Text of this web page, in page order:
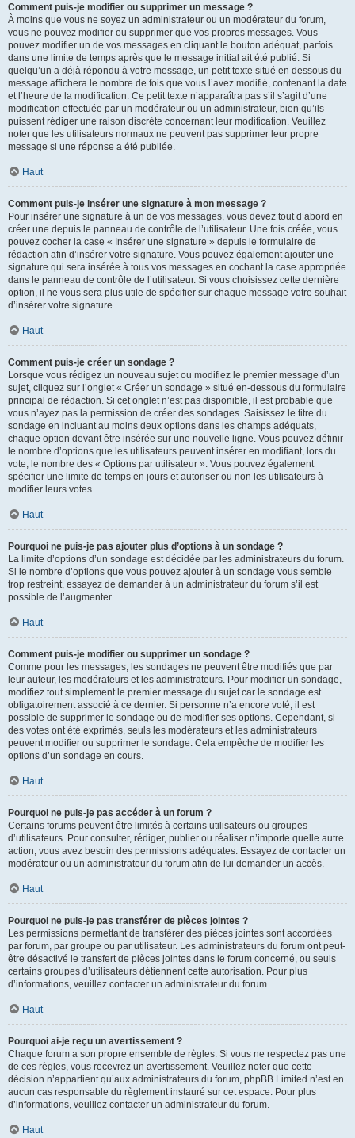
Comment puis-je modifier ou supprimer un message ?
À moins que vous ne soyez un administrateur ou un modérateur du forum,
vous ne pouvez modifier ou supprimer que vos propres messages. Vous
pouvez modifier un de vos messages en cliquant le bouton adéquat, parfois
dans une limite de temps après que le message initial ait été publié. Si
quelqu’un a déjà répondu à votre message, un petit texte situé en dessous du
message affichera le nombre de fois que vous l’avez modifié, contenant la date
et l’heure de la modification. Ce petit texte n’apparaîtra pas s’il s’agit d’une
modification effectuée par un modérateur ou un administrateur, bien qu’ils
puissent rédiger une raison discrète concernant leur modification. Veuillez
noter que les utilisateurs normaux ne peuvent pas supprimer leur propre
message si une réponse a été publiée.
Haut
Comment puis-je insérer une signature à mon message ?
Pour insérer une signature à un de vos messages, vous devez tout d’abord en
créer une depuis le panneau de contrôle de l’utilisateur. Une fois créée, vous
pouvez cocher la case « Insérer une signature » depuis le formulaire de
rédaction afin d’insérer votre signature. Vous pouvez également ajouter une
signature qui sera insérée à tous vos messages en cochant la case appropriée
dans le panneau de contrôle de l’utilisateur. Si vous choisissez cette dernière
option, il ne vous sera plus utile de spécifier sur chaque message votre souhait
d’insérer votre signature.
Haut
Comment puis-je créer un sondage ?
Lorsque vous rédigez un nouveau sujet ou modifiez le premier message d’un
sujet, cliquez sur l’onglet « Créer un sondage » situé en-dessous du formulaire
principal de rédaction. Si cet onglet n’est pas disponible, il est probable que
vous n’ayez pas la permission de créer des sondages. Saisissez le titre du
sondage en incluant au moins deux options dans les champs adéquats,
chaque option devant être insérée sur une nouvelle ligne. Vous pouvez définir
le nombre d’options que les utilisateurs peuvent insérer en modifiant, lors du
vote, le nombre des « Options par utilisateur ». Vous pouvez également
spécifier une limite de temps en jours et autoriser ou non les utilisateurs à
modifier leurs votes.
Haut
Pourquoi ne puis-je pas ajouter plus d’options à un sondage ?
La limite d’options d’un sondage est décidée par les administrateurs du forum.
Si le nombre d’options que vous pouvez ajouter à un sondage vous semble
trop restreint, essayez de demander à un administrateur du forum s’il est
possible de l’augmenter.
Haut
Comment puis-je modifier ou supprimer un sondage ?
Comme pour les messages, les sondages ne peuvent être modifiés que par
leur auteur, les modérateurs et les administrateurs. Pour modifier un sondage,
modifiez tout simplement le premier message du sujet car le sondage est
obligatoirement associé à ce dernier. Si personne n’a encore voté, il est
possible de supprimer le sondage ou de modifier ses options. Cependant, si
des votes ont été exprimés, seuls les modérateurs et les administrateurs
peuvent modifier ou supprimer le sondage. Cela empêche de modifier les
options d’un sondage en cours.
Haut
Pourquoi ne puis-je pas accéder à un forum ?
Certains forums peuvent être limités à certains utilisateurs ou groupes
d’utilisateurs. Pour consulter, rédiger, publier ou réaliser n’importe quelle autre
action, vous avez besoin des permissions adéquates. Essayez de contacter un
modérateur ou un administrateur du forum afin de lui demander un accès.
Haut
Pourquoi ne puis-je pas transférer de pièces jointes ?
Les permissions permettant de transférer des pièces jointes sont accordées
par forum, par groupe ou par utilisateur. Les administrateurs du forum ont peut-
être désactivé le transfert de pièces jointes dans le forum concerné, ou seuls
certains groupes d’utilisateurs détiennent cette autorisation. Pour plus
d’informations, veuillez contacter un administrateur du forum.
Haut
Pourquoi ai-je reçu un avertissement ?
Chaque forum a son propre ensemble de règles. Si vous ne respectez pas une
de ces règles, vous recevrez un avertissement. Veuillez noter que cette
décision n’appartient qu’aux administrateurs du forum, phpBB Limited n’est en
aucun cas responsable du règlement instauré sur cet espace. Pour plus
d’informations, veuillez contacter un administrateur du forum.
Haut